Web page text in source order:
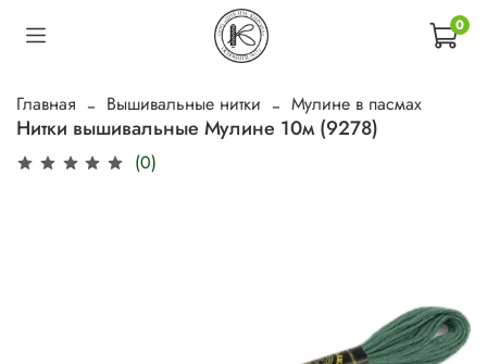
0
Главная Вышивальные нитки Мулине в пасмах
Нитки вышивальные Мулине 10м (9278)
(0)